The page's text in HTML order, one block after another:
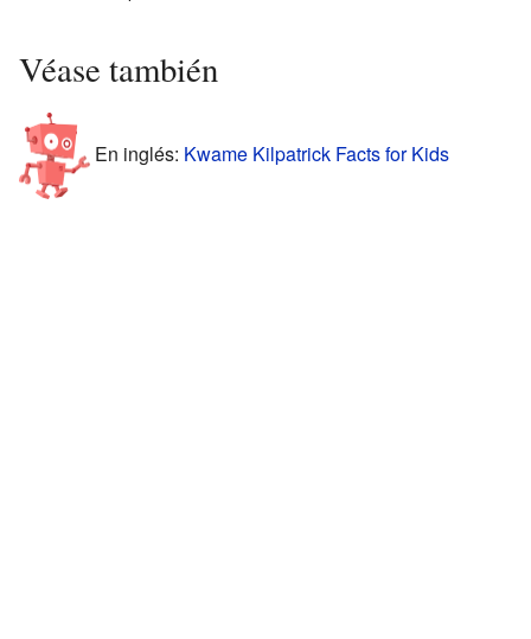
Véase también
En inglés: Kwame Kilpatrick Facts for Kids